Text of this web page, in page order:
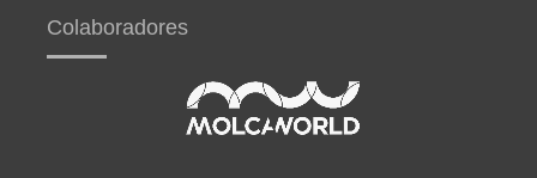
Colaboradores